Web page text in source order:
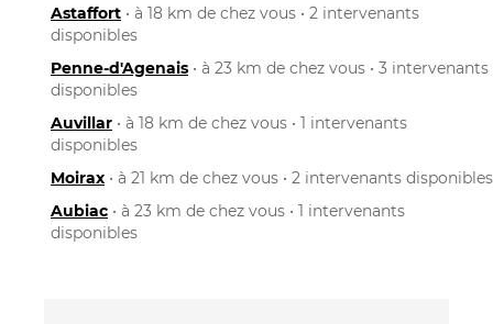
Astaffort • à 18 km de chez vous • 2 intervenants
disponibles
Penne-d'Agenais • à 23 km de chez vous • 3 intervenants
disponibles
Auvillar • à 18 km de chez vous • 1 intervenants
disponibles
Moirax • à 21 km de chez vous • 2 intervenants disponibles
Aubiac • à 23 km de chez vous • 1 intervenants
disponibles